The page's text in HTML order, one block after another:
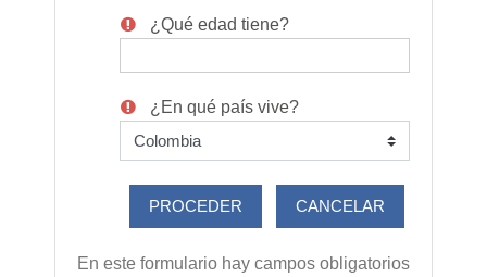
¿Qué edad tiene?
¿En qué país vive?
En este formulario hay campos obligatorios